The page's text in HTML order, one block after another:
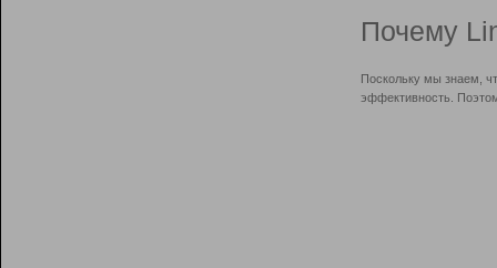
Почему
Поскольку мы знаем,
эффективность.